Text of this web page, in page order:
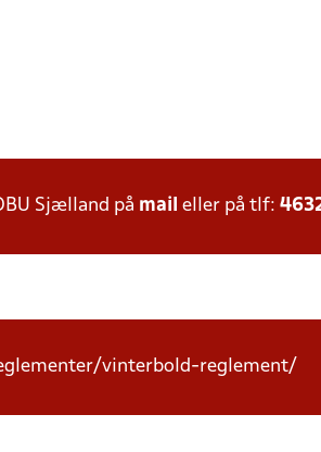
Sjælland på mail eller på tlf:
vinterbold-reglement/